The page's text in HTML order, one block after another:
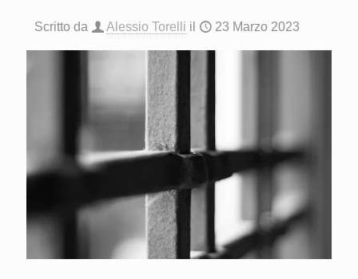
Scritto da Alessio Torelli il 23 Marzo 2023